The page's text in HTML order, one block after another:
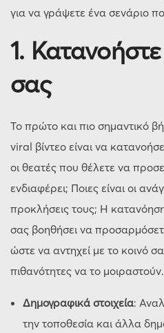
για να γράψετε ένα σενάριο
1.
σας
Το πρώτο και πιο σημαντικό
viral βίντεο είναι να
οι θεατές που θέλετε να
ενδιαφέρει; Ποιες είναι οι
προκλήσεις τους; Η
σας βοηθήσει να
ώστε να αντηχεί με το κοινό
πιθανότητες να το μοιραστούν.
Δημογραφικά στοιχεία:
την τοποθεσία και άλλα